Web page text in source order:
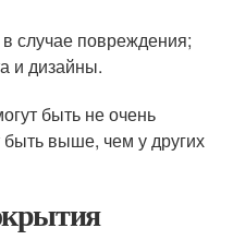
случае повреждения;
и дизайны.
быть не очень
выше, чем у других